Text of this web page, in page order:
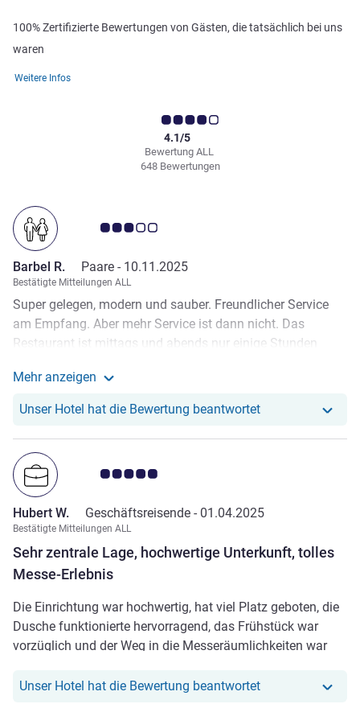
100% Zertifizierte Bewertungen von Gästen, die tatsächlich bei uns
waren
Weitere Infos
Bewertung ALL
4.1/5
648 Bewertungen
Note Kundenmeinungen 3.0/5
Barbel R. Paare - 10.11.2025
Bestätigte Mitteilungen ALL
Super gelegen, modern und sauber. Freundlicher Service
am Empfang. Aber mehr Service ist dann nicht. Das
Restaurant ist mittags und abends nur einige Stunden
einer Veranstaltung) bekommt man nichts mehr zu Essen.
Die Bar war länger auf, als angegeben. Der Barmann
agierte sichtlich bemüht, aber auch etwas überfordert. Das
Frühstück war sehr in Ordnung für diese Kategorie. Ein
öffentliches Parkhaus ist direkt nebenan und zur Anreise
kann man kurz vor dem Hotel halten.
Mehr anzeigen
Unser Hotel hat die Bewertung beantwortetUnser Hotel hat
Sehr zentrale Lage, hochwertige Unterkunft, tolles
Messe-Erlebnis
Note Kundenmeinungen 5.0/5
Hubert W. Geschäftsreisende - 01.04.2025
Bestätigte Mitteilungen ALL
Die Einrichtung war hochwertig, hat viel Platz geboten, die
Dusche funktionierte hervorragend, das Frühstück war
vorzüglich und der Weg in die Messeräumlichkeiten war
Unser Hotel hat die Bewertung beantwortetUnser Hotel hat